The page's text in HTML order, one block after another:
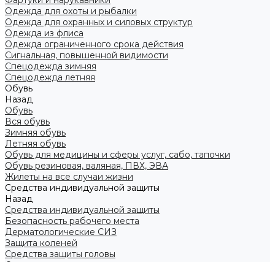
Одежда для охоты и рыбалки
Одежда для охранных и силовых структур
Одежда из флиса
Одежда ограниченного срока действия
Сигнальная, повышенной видимости
Спецодежда зимняя
Спецодежда летняя
Обувь
Назад
Обувь
Вся обувь
Зимняя обувь
Летняя обувь
Обувь для медицины и сферы услуг, сабо, тапочки
Обувь резиновая, валяная, ПВХ, ЭВА
Жилеты на все случаи жизни
Средства индивидуальной защиты
Назад
Средства индивидуальной защиты
Безопасность рабочего места
Дерматологические СИЗ
Защита коленей
Средства защиты головы